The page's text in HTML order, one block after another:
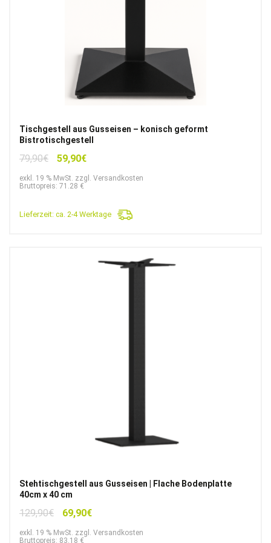
Tischgestell aus Gusseisen – konisch geformt
Bistrotischgestell
79,90€
Ursprünglicher
war:
59,90€Aktueller
ist:
exkl. 19 % MwSt. zzgl. Versandkosten
Bruttopreis: 71.28 €
Lieferzeit: ca. 2-4 Werktage
Stehtischgestell aus Gusseisen | Flache Bodenplatte
40cm x 40 cm
129,90€
Ursprünglicher
war:
69,90€Aktueller
ist:
exkl. 19 % MwSt. zzgl. Versandkosten
Bruttopreis: 83.18 €